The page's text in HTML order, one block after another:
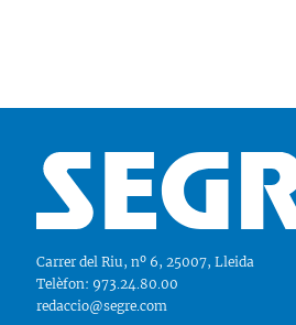
Carrer del Riu, nº 6, 25007, Lleida
Telèfon: 973.24.80.00
redaccio@segre.com